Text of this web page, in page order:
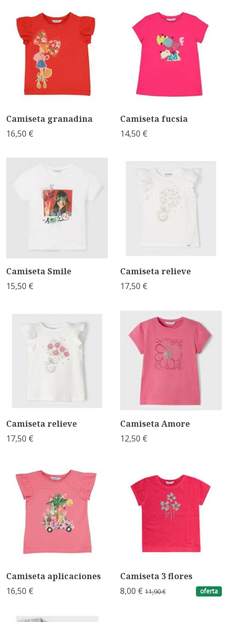
Camiseta granadina
16,50 €
Camiseta fucsia
14,50 €
Camiseta Smile
15,50 €
Camiseta relieve
17,50 €
Camiseta relieve
17,50 €
Camiseta Amore
12,50 €
Camiseta aplicaciones
16,50 €
Camiseta 3 flores
8,00 € 11,90 € oferta